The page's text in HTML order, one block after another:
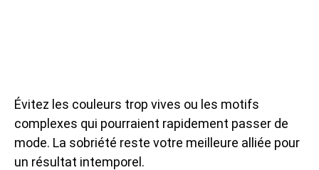
Évitez les couleurs trop vives ou les motifs
complexes qui pourraient rapidement passer de
mode. La sobriété reste votre meilleure alliée pour
un résultat intemporel.